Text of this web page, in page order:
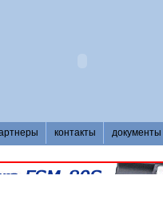
контакты документы